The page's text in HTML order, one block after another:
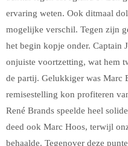
ervaring weten. Ook ditmaal
mogelijke verschil. Tegen zijn
het begin kopje onder. Captain
onjuiste voortzetting, wat hem
de partij. Gelukkiger was Marc
remisestelling kon profiteren
René Brands speelde heel
deed ook Marc Hoos, terwijl
behaalde. Tegenover deze